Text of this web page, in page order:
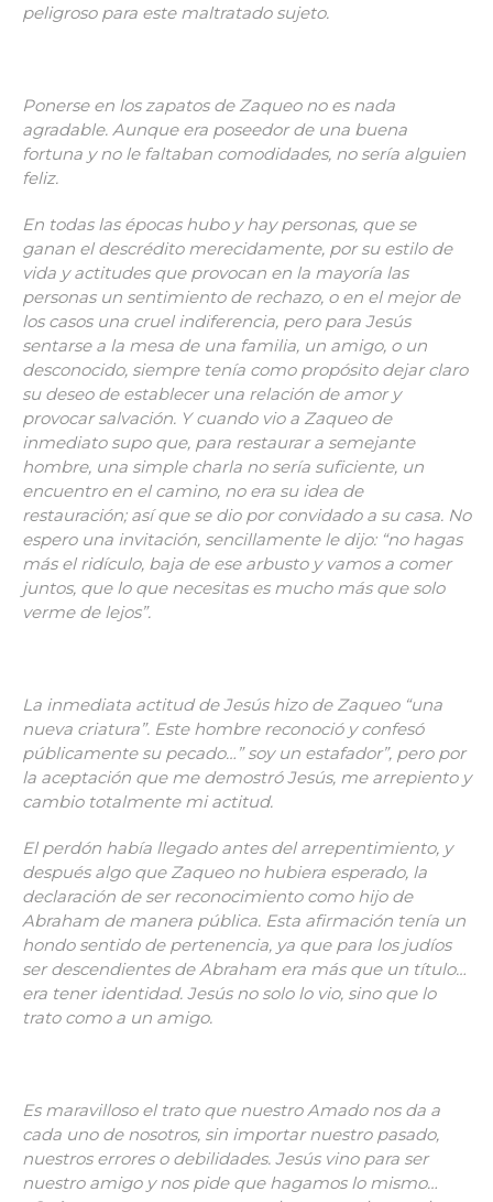
peligroso para este maltratado sujeto.
Ponerse en los zapatos de Zaqueo no es nada
agradable. Aunque era poseedor de una buena
fortuna y no le faltaban comodidades, no sería alguien
feliz.
En todas las épocas hubo y hay personas, que se
ganan el descrédito merecidamente, por su estilo de
vida y actitudes que provocan en la mayoría las
personas un sentimiento de rechazo, o en el mejor de
los casos una cruel indiferencia, pero para Jesús
sentarse a la mesa de una familia, un amigo, o un
desconocido, siempre tenía como propósito dejar claro
su deseo de establecer una relación de amor y
provocar salvación. Y cuando vio a Zaqueo de
inmediato supo que, para restaurar a semejante
hombre, una simple charla no sería suficiente, un
encuentro en el camino, no era su idea de
restauración; así que se dio por convidado a su casa. No
espero una invitación, sencillamente le dijo: “no hagas
más el ridículo, baja de ese arbusto y vamos a comer
juntos, que lo que necesitas es mucho más que solo
verme de lejos”.
La inmediata actitud de Jesús hizo de Zaqueo “una
nueva criatura”. Este hombre reconoció y confesó
públicamente su pecado…” soy un estafador”, pero por
la aceptación que me demostró Jesús, me arrepiento y
cambio totalmente mi actitud.
El perdón había llegado antes del arrepentimiento, y
después algo que Zaqueo no hubiera esperado, la
declaración de ser reconocimiento como hijo de
Abraham de manera pública. Esta afirmación tenía un
hondo sentido de pertenencia, ya que para los judíos
ser descendientes de Abraham era más que un título…
era tener identidad. Jesús no solo lo vio, sino que lo
trato como a un amigo.
Es maravilloso el trato que nuestro Amado nos da a
cada uno de nosotros, sin importar nuestro pasado,
nuestros errores o debilidades. Jesús vino para ser
nuestro amigo y nos pide que hagamos lo mismo…